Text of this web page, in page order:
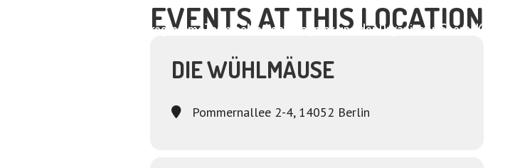
ProgrammeTermineMedien Dagmar und der Organismus Shop Kontakt
EVENTS AT THIS LOCATION
DIE WÜHLMÄUSE
Pommernallee 2-4, 14052 Berlin